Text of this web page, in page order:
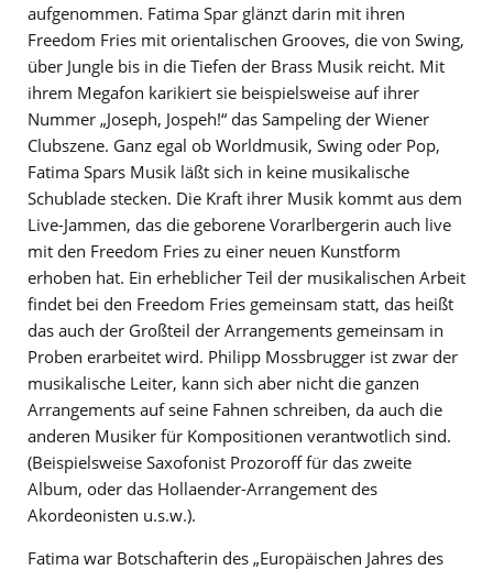
aufgenommen. Fatima Spar glänzt darin mit ihren
Freedom Fries mit orientalischen Grooves, die von Swing,
über Jungle bis in die Tiefen der Brass Musik reicht. Mit
ihrem Megafon karikiert sie beispielsweise auf ihrer
Nummer „Joseph, Jospeh!“ das Sampeling der Wiener
Clubszene. Ganz egal ob Worldmusik, Swing oder Pop,
Fatima Spars Musik läßt sich in keine musikalische
Schublade stecken. Die Kraft ihrer Musik kommt aus dem
Live-Jammen, das die geborene Vorarlbergerin auch live
mit den Freedom Fries zu einer neuen Kunstform
erhoben hat. Ein erheblicher Teil der musikalischen Arbeit
findet bei den Freedom Fries gemeinsam statt, das heißt
das auch der Großteil der Arrangements gemeinsam in
Proben erarbeitet wird. Philipp Mossbrugger ist zwar der
musikalische Leiter, kann sich aber nicht die ganzen
Arrangements auf seine Fahnen schreiben, da auch die
anderen Musiker für Kompositionen verantwotlich sind.
(Beispielsweise Saxofonist Prozoroff für das zweite
Album, oder das Hollaender-Arrangement des
Akordeonisten u.s.w.).
Fatima war Botschafterin des „Europäischen Jahres des